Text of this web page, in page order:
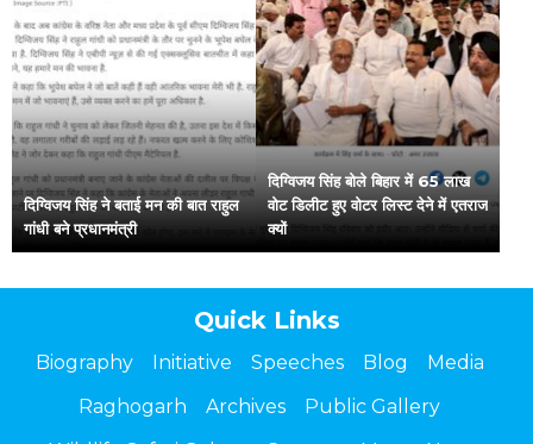
दिग्विजय सिंह ने बताई मन की बात राहुल
गांधी बने प्रधानमंत्री
दिग्विजय सिंह बोले बिहार में 65 लाख
वोट डिलीट हुए वोटर लिस्ट देने में एतराज
क्यों
Quick Links
Biography Initiative Speeches Blog
Media
Raghogarh
Archives
Public Gallery